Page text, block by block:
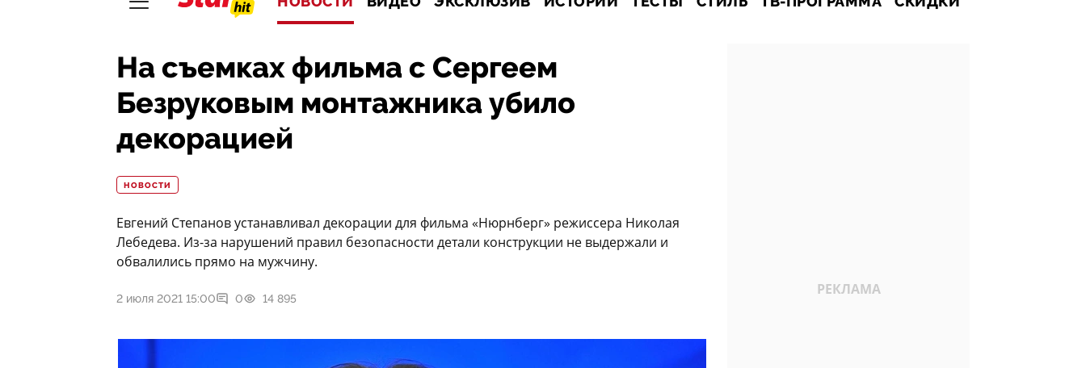
На съемках фильма с Сергеем
Безруковым монтажника убило
декорацией
НОВОСТИ
Евгений Степанов устанавливал декорации для фильма «Нюрнберг» режиссера Николая
Лебедева. Из-за нарушений правил безопасности детали конструкции не выдержали и
обвалились прямо на мужчину.
2 июля 2021 15:00 0 14 895